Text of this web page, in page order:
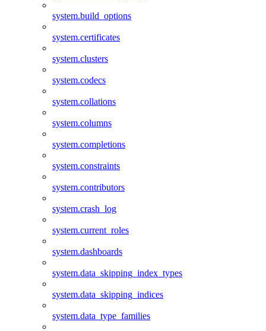
system.build_options
system.certificates
system.clusters
system.codecs
system.collations
system.columns
system.completions
system.constraints
system.contributors
system.crash_log
system.current_roles
system.dashboards
system.data_skipping_index_types
system.data_skipping_indices
system.data_type_families